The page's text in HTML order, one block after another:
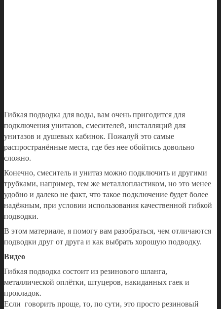
Гибкая подводка для воды, вам очень пригодится для
подключения унитазов, смесителей, инсталляций для
унитазов и душевых кабинок. Пожалуй это самые
распространённые места, где без нее обойтись довольно
сложно.
Конечно, смеситель и унитаз можно подключить и другими
трубками, например, тем же металлопластиком, но это менее
удобно и далеко не факт, что такое подключение будет более
надёжным, при условии использования качественной гибкой
подводки.
В этом материале, я помогу вам разобраться, чем отличаются
подводки друг от друга и как выбрать хорошую подводку.
Видео
Гибкая подводка состоит из резинового шланга,
металлической оплётки, штуцеров, накиданных гаек и
прокладок.
Если говорить проще, то, по сути, это просто резиновый